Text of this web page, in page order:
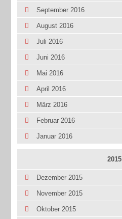
September 2016
August 2016
Juli 2016
Juni 2016
Mai 2016
April 2016
März 2016
Februar 2016
Januar 2016
2015
Dezember 2015
November 2015
Oktober 2015